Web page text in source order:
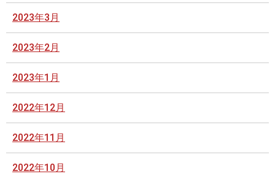
2023年3月
2023年2月
2023年1月
2022年12月
2022年11月
2022年10月